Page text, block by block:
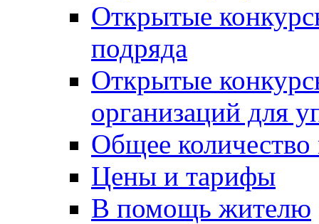
Открытые
подряда
Открытые
организаций для
Общее
Цены и тарифы
В помощь жителю